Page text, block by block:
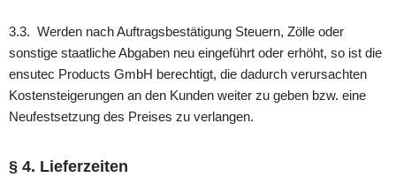
3.3. Werden nach Auftragsbestätigung Steuern, Zölle oder
sonstige staatliche Abgaben neu eingeführt oder erhöht, so ist die
ensutec Products GmbH berechtigt, die dadurch verursachten
Kostensteigerungen an den Kunden weiter zu geben bzw. eine
Neufestsetzung des Preises zu verlangen.
§ 4. Lieferzeiten